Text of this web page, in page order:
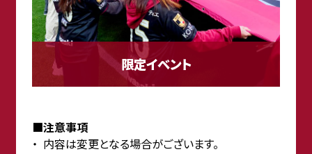
限定イベント
■注意事項
内容は変更となる場合がございます。